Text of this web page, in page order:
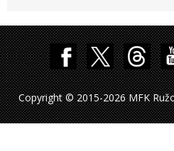
Copyright © 2015-2026 MFK